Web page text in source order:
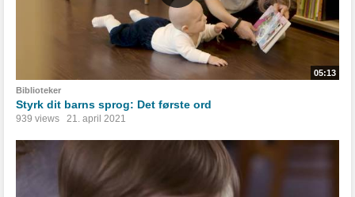
05:13
Biblioteker
Styrk dit barns sprog: Det første ord
939 views 21. april 2021